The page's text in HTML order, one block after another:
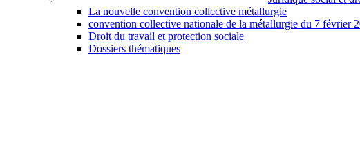
La nouvelle convention collective métallurgie
convention collective nationale de la métallurgie du 7 février
Droit du travail et protection sociale
Dossiers thématiques